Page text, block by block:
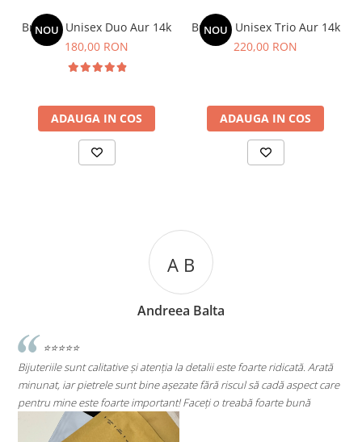
NOU
Bratara Unisex Duo Aur 14k
180,00 RON
ADAUGA IN COS
NOU
Bratara Unisex Trio Aur 14k
220,00 RON
ADAUGA IN COS
este foarte ridicată. Arată
riscul să cadă aspect care
o treabă foarte bună
⭐⭐⭐⭐⭐
Super mulțumită!! Sunt superbi cerceii!!!